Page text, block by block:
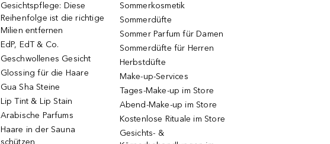
Gesichtspflege: Diese
Reihenfolge ist die richtige
Milien entfernen
EdP, EdT & Co.
Geschwollenes Gesicht
Glossing für die Haare
Gua Sha Steine
Lip Tint & Lip Stain
Arabische Parfums
Haare in der Sauna
schützen
Sommerkosmetik
Sommerdüfte
Sommer Parfum für Damen
Sommerdüfte für Herren
Herbstdüfte
Make-up-Services
Tages-Make-up im Store
Abend-Make-up im Store
Kostenlose Rituale im Store
Gesichts- &